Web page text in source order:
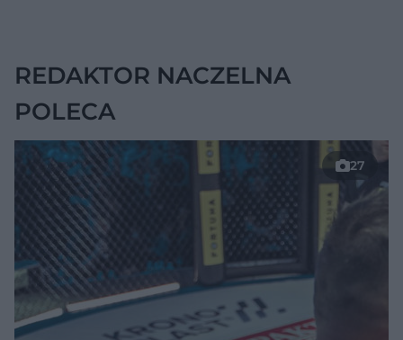
REDAKTOR NACZELNA
POLECA
27